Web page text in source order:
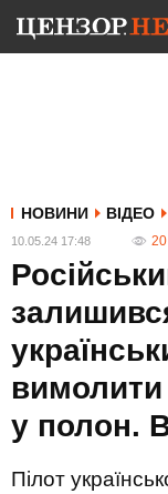
НОВИНИ ВІДЕО
10.05.24 17:48
у полон.
Пілот